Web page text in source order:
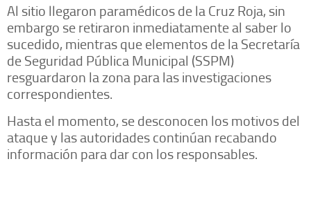
Al sitio llegaron paramédicos de la Cruz Roja, sin
embargo se retiraron inmediatamente al saber lo
sucedido, mientras que elementos de la Secretaría
de Seguridad Pública Municipal (SSPM)
resguardaron la zona para las investigaciones
correspondientes.
Hasta el momento, se desconocen los motivos del
ataque y las autoridades continúan recabando
información para dar con los responsables.